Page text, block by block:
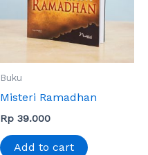
Buku
Misteri Ramadhan
Rp 39.000
Add to cart